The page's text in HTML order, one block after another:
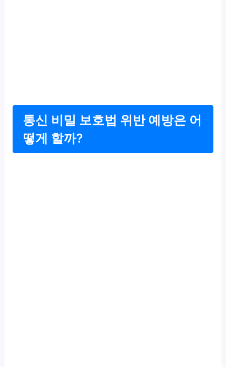
통신 비밀 보호법 위반 예방은 어
떻게 할까?